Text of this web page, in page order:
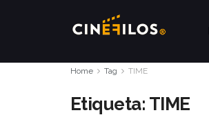
Home Tag TIME
Etiqueta: TIME